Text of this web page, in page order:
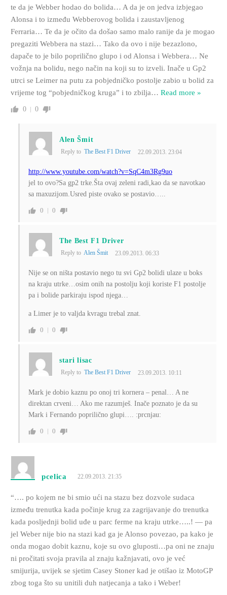
te da je Webber hodao do bolida… A da je on jedva izbjegao
Alonsa i to između Webberovog bolida i zaustavljenog
Ferraria… Te da je očito da došao samo malo ranije da je mogao
pregaziti Webbera na stazi… Tako da ovo i nije bezazlono,
dapače to je bilo poprilično glupo i od Alonsa i Webbera… Ne
vožnja na bolidu, nego način na koji su to izveli. Inače u Gp2
utrci se Leimer na putu za pobjedničko postolje zabio u bolid za
vrijeme tog “pobjedničkog kruga” i to zbilja… Read more »
0 0
Alen Šmit
Reply to The Best F1 Driver 22.09.2013. 23:04
http://www.youtube.com/watch?v=SqC4m3Rg9uo
jel to ovo?Sa gp2 trke.Šta ovaj zeleni radi,kao da se navotkao
sa maxuzijom.Usred piste ovako se postavio…..
0 0
The Best F1 Driver
Reply to Alen Šmit 23.09.2013. 06:33
Nije se on ništa postavio nego tu svi Gp2 bolidi ulaze u boks
na kraju utrke…osim onih na postolju koji koriste F1 postolje
pa i bolide parkiraju ispod njega…
a Limer je to valjda kvragu trebal znat.
0 0
stari lisac
Reply to The Best F1 Driver 23.09.2013. 10:11
Mark je dobio kaznu po onoj tri kornera – penal… A ne
direktan crveni… Ako me razumješ. Inače poznato je da su
Mark i Fernando poprilično glupi…. :prcnjau:
0 0
pcelica 22.09.2013. 21:35
“…. po kojem ne bi smio ući na stazu bez dozvole sudaca
između trenutka kada počinje krug za zagrijavanje do trenutka
kada posljednji bolid uđe u parc ferme na kraju utrke…..! — pa
jel Weber nije bio na stazi kad ga je Alonso povezao, pa kako je
onda mogao dobit kaznu, koje su ovo gluposti…pa oni ne znaju
ni pročitati svoja pravila al znaju kažnjavati, ovo je već
smijurija, uvijek se sjetim Casey Stoner kad je otišao iz MotoGP
zbog toga što su unitili duh natjecanja a tako i Weber!